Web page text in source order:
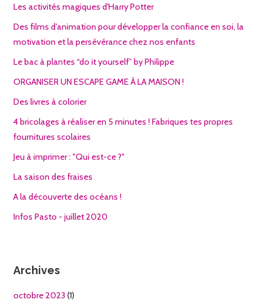
Les activités magiques d'Harry Potter
Des films d'animation pour développer la confiance en soi, la
motivation et la persévérance chez nos enfants
Le bac à plantes “do it yourself” by Philippe
ORGANISER UN ESCAPE GAME À LA MAISON !
Des livres à colorier
4 bricolages à réaliser en 5 minutes ! Fabriques tes propres
fournitures scolaires
Jeu à imprimer : "Qui est-ce ?"
La saison des fraises
A la découverte des océans !
Infos Pasto - juillet 2020
Archives
octobre 2023 (1)